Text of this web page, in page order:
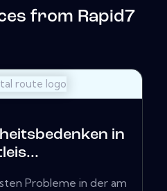
from Rapid7
in
Probleme in der am